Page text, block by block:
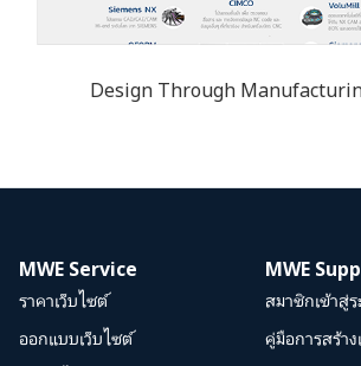
Design Through
MWE Service
ราคาเว็บไซต์
ออกแบบเว็บไซต์
MWE
สมาชิกเข้าสู่
คู่มือการสร้าง